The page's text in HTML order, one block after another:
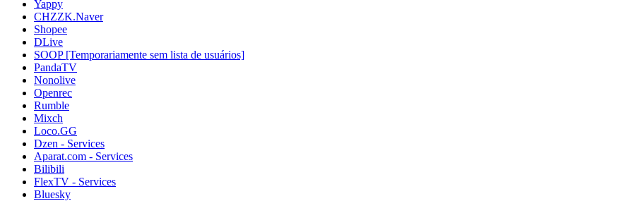
Yappy
CHZZK.Naver
Shopee
DLive
SOOP [Temporariamente sem lista de usuários]
PandaTV
Nonolive
Openrec
Rumble
Mixch
Loco.GG
Dzen - Services
Aparat.com - Services
Bilibili
FlexTV - Services
Bluesky